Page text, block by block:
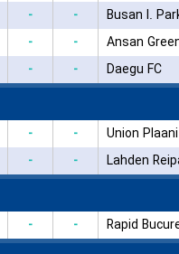
- - Busan I.
- - Ansan
- - Daegu FC
- - Union Plaani
- - Lahden
- - Rapid